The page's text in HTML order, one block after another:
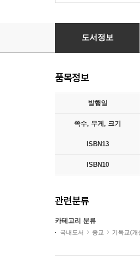
우리가 믿는 삼위일체
도서정보
품목정보
발행일
쪽수, 무게, 크기
ISBN13
ISBN10
관련분류
카테고리 분류
국내도서 종교 기독교(개